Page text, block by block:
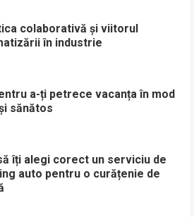
colaborativă și viitorul
în industrie
a-ți petrece vacanța în mod
sănătos
îți alegi corect un serviciu de
auto pentru o curățenie de